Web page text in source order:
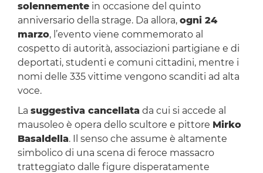
solennementein occasione del quinto
anniversario della strage. Da allora, ogni 24
marzo, l’evento viene commemorato al
cospetto di autorità, associazioni partigiane e di
deportati, studenti e comuni cittadini, mentre i
nomi delle 335 vittime vengono scanditi ad alta
voce.
La suggestiva cancellata da cui si accede al
mausoleo è opera dello scultore e pittore Mirko
Basaldella. Il senso che assume è altamente
simbolico di una scena di feroce massacro
tratteggiato dalle figure disperatamente